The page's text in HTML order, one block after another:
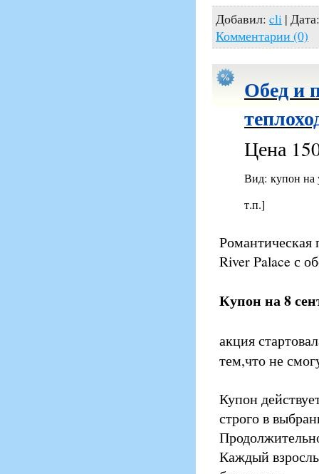
Добавил: cli |
Комментарии (0)
Обед и
Цена
Вид: купон
т.п.]
Романтическая
River Palace с
Купон на 8
акция
тем,что не
Купон
строго в
Каждый